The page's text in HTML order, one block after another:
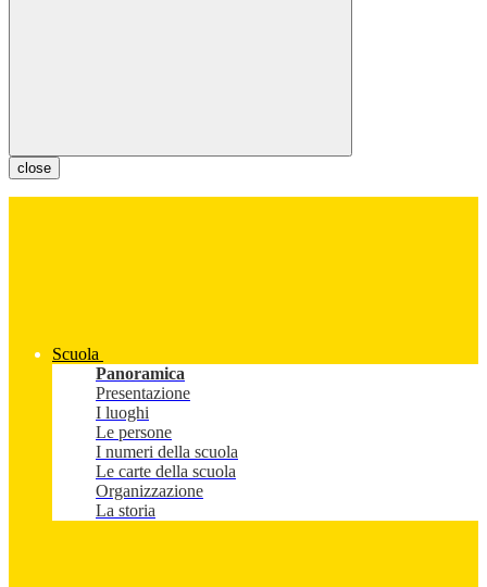
close
Scuola
Panoramica
Presentazione
I luoghi
Le persone
I numeri della scuola
Le carte della scuola
Organizzazione
La storia